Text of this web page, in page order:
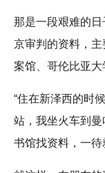
那是一段艰难的
京审判的资料，
案馆、哥伦比亚大
“住在新泽西的时
站，我坐火车到
书馆找资料，一待